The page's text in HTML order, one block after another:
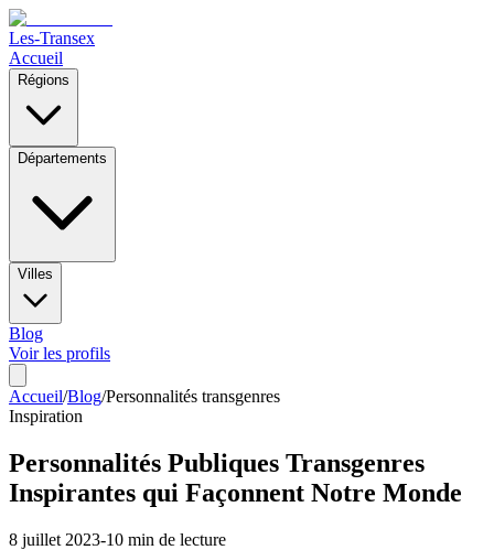
Les-Transex
Accueil
Régions
Départements
Villes
Blog
Voir les profils
Accueil/Blog/Personnalités transgenres
Inspiration
Personnalités Publiques Transgenres
Inspirantes qui Façonnent Notre Monde
8 juillet 2023-10 min de lecture